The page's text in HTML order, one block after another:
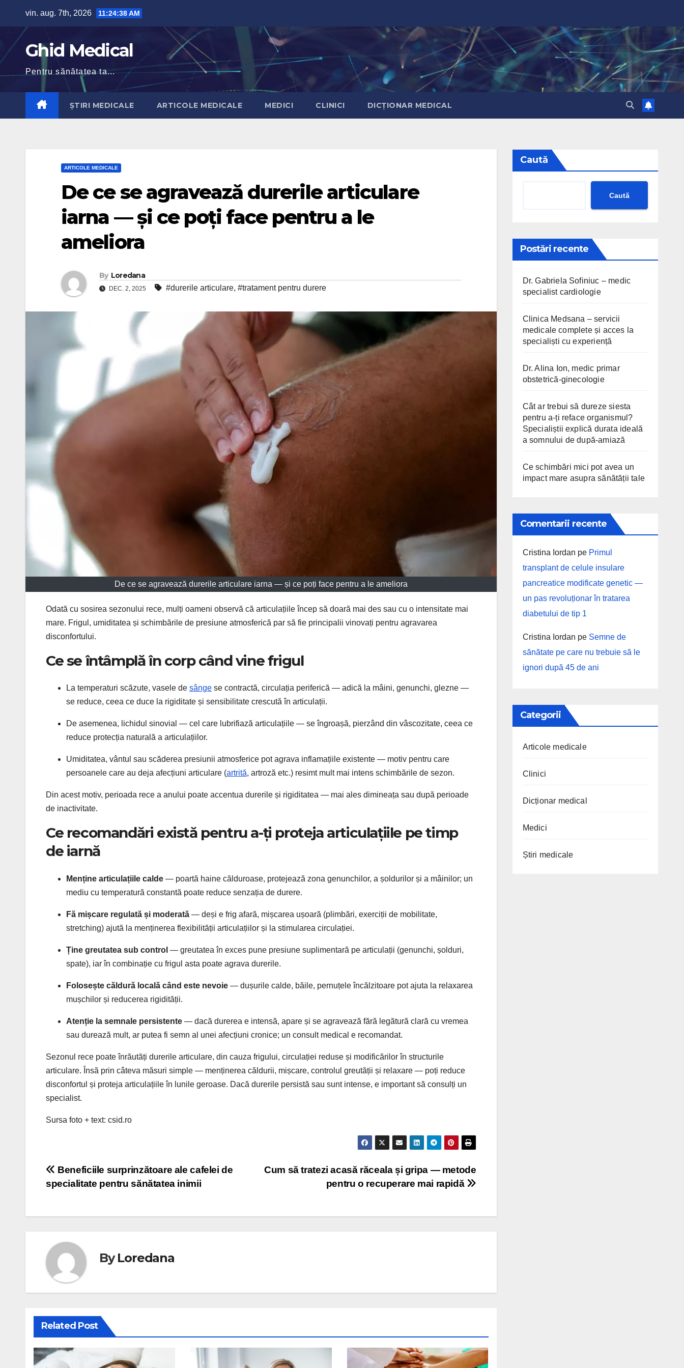
content
vin. aug. 7th, 2026 11:24:39 AM
Ghid Medical
Pentru sănătatea ta...
ȘTIRI MEDICALE ARTICOLE MEDICALE MEDICI CLINICI DICȚIONAR MEDICAL
ARTICOLE MEDICALE
De ce se agravează durerile articulare
iarna — și ce poți face pentru a le
ameliora
By Loredana
DEC. 2, 2025 #durerile articulare, #tratament pentru durere
De ce se agravează durerile articulare iarna — și ce poți face pentru a le ameliora
Odată cu sosirea sezonului rece, mulți oameni observă că articulațiile încep să doară mai des sau cu o intensitate mai
mare. Frigul, umiditatea și schimbările de presiune atmosferică par să fie principalii vinovați pentru agravarea
disconfortului.
Ce se întâmplă în corp când vine frigul
La temperaturi scăzute, vasele de sânge se contractă, circulația periferică — adică la mâini, genunchi, glezne —
se reduce, ceea ce duce la rigiditate și sensibilitate crescută în articulații.
De asemenea, lichidul sinovial — cel care lubrifiază articulațiile — se îngroașă, pierzând din vâscozitate, ceea ce
reduce protecția naturală a articulațiilor.
Umiditatea, vântul sau scăderea presiunii atmosferice pot agrava inflamațiile existente — motiv pentru care
persoanele care au deja afecțiuni articulare (artrită, artroză etc.) resimt mult mai intens schimbările de sezon.
Din acest motiv, perioada rece a anului poate accentua durerile și rigiditatea — mai ales dimineața sau după perioade
de inactivitate.
Ce recomandări există pentru a-ți proteja articulațiile pe timp
de iarnă
Menține articulațiile calde — poartă haine călduroase, protejează zona genunchilor, a șoldurilor și a mâinilor; un
mediu cu temperatură constantă poate reduce senzația de durere.
Fă mișcare regulată și moderată — deși e frig afară, mișcarea ușoară (plimbări, exerciții de mobilitate,
stretching) ajută la menținerea flexibilității articulațiilor și la stimularea circulației.
Ține greutatea sub control — greutatea în exces pune presiune suplimentară pe articulații (genunchi, șolduri,
spate), iar în combinație cu frigul asta poate agrava durerile.
Folosește căldură locală când este nevoie — dușurile calde, băile, pernuțele încălzitoare pot ajuta la relaxarea
mușchilor și reducerea rigidității.
Atenție la semnale persistente — dacă durerea e intensă, apare și se agravează fără legătură clară cu vremea
sau durează mult, ar putea fi semn al unei afecțiuni cronice; un consult medical e recomandat.
Sezonul rece poate înrăutăți durerile articulare, din cauza frigului, circulației reduse și modificărilor în structurile
articulare. Însă prin câteva măsuri simple — menținerea căldurii, mișcare, controlul greutății și relaxare — poți reduce
disconfortul și proteja articulațiile în lunile geroase. Dacă durerile persistă sau sunt intense, e important să consulți un
specialist.
Sursa foto + text: csid.ro
Navigare
în
articole
Cum să tratezi acasă răceala și gripa — metode
pentru o recuperare mai rapidă
Beneficiile surprinzătoare ale cafelei de
specialitate pentru sănătatea inimii
ByLoredana
Related Post
Caută
Caută
Postări recente
Dr. Gabriela Sofiniuc – medic
specialist cardiologie
Clinica Medsana – servicii
medicale complete și acces la
specialiști cu experiență
Dr. Alina Ion, medic primar
obstetrică-ginecologie
Cât ar trebui să dureze siesta
pentru a-ți reface organismul?
Specialiștii explică durata ideală
a somnului de după-amiază
Ce schimbări mici pot avea un
impact mare asupra sănătății tale
Comentarii recente
Cristina Iordan pe Primul
transplant de celule insulare
pancreatice modificate genetic —
un pas revoluționar în tratarea
diabetului de tip 1
Cristina Iordan pe Semne de
sănătate pe care nu trebuie să le
ignori după 45 de ani
Categorii
Articole medicale
Clinici
Dicționar medical
Medici
Știri medicale